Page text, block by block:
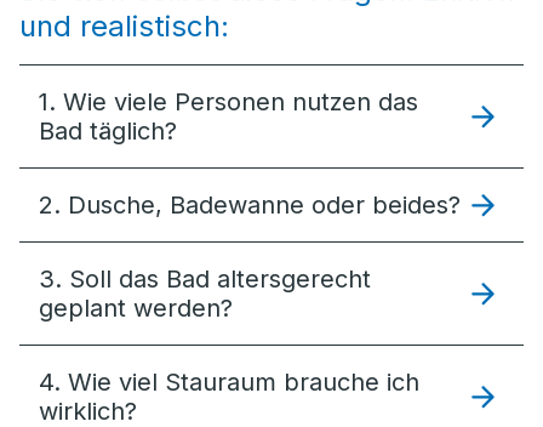
und realistisch:
1. Wie viele Personen nutzen das
Bad täglich?
2. Dusche, Badewanne oder beides?
3. Soll das Bad altersgerecht
geplant werden?
4. Wie viel Stauraum brauche ich
wirklich?